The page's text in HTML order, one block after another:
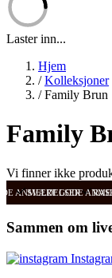
Laster inn...
Hjem
/ Kolleksjoner
/ Family Brun
Family
Vi finner ikke
ANMELDELSER
SVÆRT GODE
Sammen om